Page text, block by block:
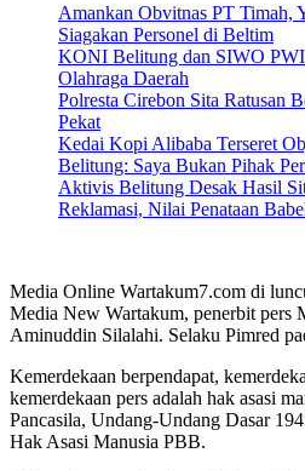
Amankan Obvitnas PT Timah,
Siagakan Personel di Beltim
KONI Belitung dan SIWO
Olahraga Daerah
Polresta Cirebon Sita Ratusan
Pekat
Kedai Kopi Alibaba Terseret
Belitung: Saya Bukan Pihak
Aktivis Belitung Desak Hasil
Reklamasi, Nilai Penataan
Media Online Wartakum7.com di
Media New Wartakum, penerbit pers
Aminuddin Silalahi. Selaku Pimred
Kemerdekaan berpendapat,
kemerdekaan pers adalah hak asasi
Pancasila, Undang-Undang Dasar
Hak Asasi Manusia PBB.